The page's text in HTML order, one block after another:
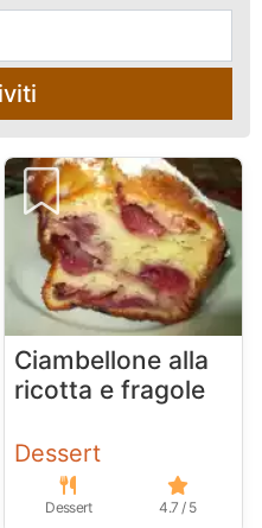
Ciambellone alla
ricotta e fragole
Dessert
Dessert 4.7 / 5